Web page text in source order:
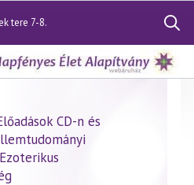
tere 7-8.
Search
for:
CD-n és
Ezoterikus